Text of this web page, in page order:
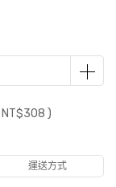
NT$308 )
運送方式